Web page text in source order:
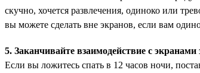
скучно, хочется развлечения, одиноко или
вы можете сделать вне экранов, если вам
5. Заканчивайте взаимодействие с экранами
Если вы ложитесь спать в 12 часов ночи,